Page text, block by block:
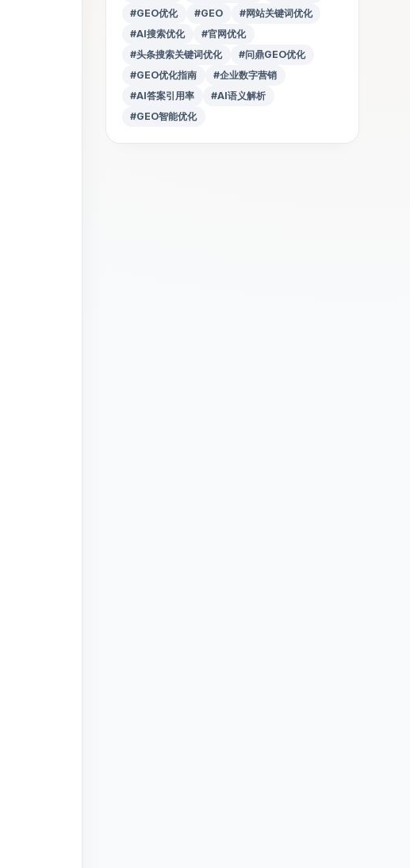
#GEO优化
#GEO
#网站关键词优化
#AI搜索优化
#官网优化
#头条搜索关键词优化
#问鼎GEO优化
#GEO优化指南
#企业数字营销
#AI答案引用率
#AI语义解析
#GEO智能优化